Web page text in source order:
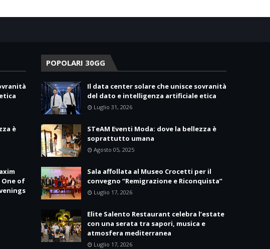
è
One of
POPOLARI 30GG
Il data center solare che unisce sovranità
del dato e intelligenza artificiale etica
Luglio 31, 2026
STeAM Eventi Moda: dove la bellezza è
soprattutto umana
Agosto 05, 2025
Sala affollata al Museo Crocetti per il
convegno “Remigrazione e Riconquista”
Luglio 17, 2026
Elite Salento Restaurant celebra l’estate
con una serata tra sapori, musica e
atmosfera mediterranea
Luglio 17, 2026